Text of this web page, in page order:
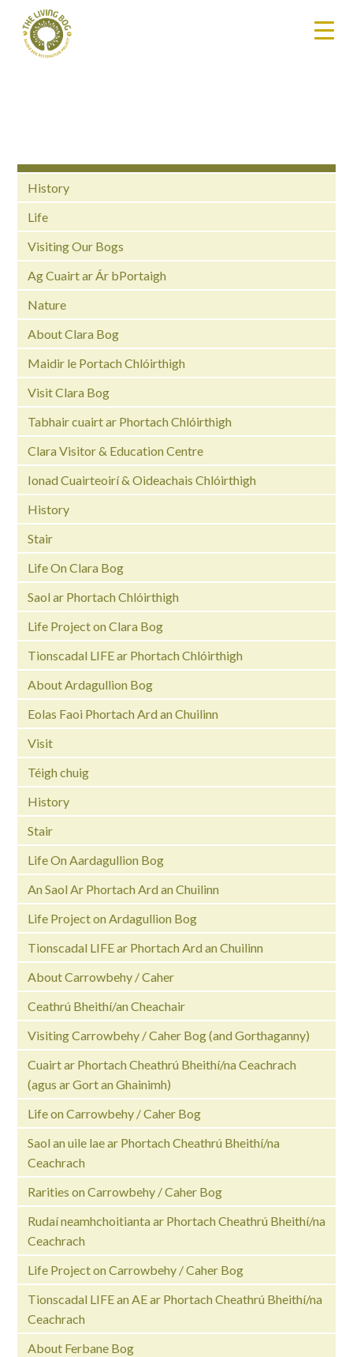
History
Life
Visiting Our Bogs
Ag Cuairt ar Ár bPortaigh
Nature
About Clara Bog
Maidir le Portach Chlóirthigh
Visit Clara Bog
Tabhair cuairt ar Phortach Chlóirthigh
Clara Visitor & Education Centre
Ionad Cuairteoirí & Oideachais Chlóirthigh
History
Stair
Life On Clara Bog
Saol ar Phortach Chlóirthigh
Life Project on Clara Bog
Tionscadal LIFE ar Phortach Chlóirthigh
About Ardagullion Bog
Eolas Faoi Phortach Ard an Chuilinn
Visit
Téigh chuig
History
Stair
Life On Aardagullion Bog
An Saol Ar Phortach Ard an Chuilinn
Life Project on Ardagullion Bog
Tionscadal LIFE ar Phortach Ard an Chuilinn
About Carrowbehy / Caher
Ceathrú Bheithí/an Cheachair
Visiting Carrowbehy / Caher Bog (and Gorthaganny)
Cuairt ar Phortach Cheathrú Bheithí/na Ceachrach
(agus ar Gort an Ghainimh)
Life on Carrowbehy / Caher Bog
Saol an uile lae ar Phortach Cheathrú Bheithí/na
Ceachrach
Rarities on Carrowbehy / Caher Bog
Rudaí neamhchoitianta ar Phortach Cheathrú Bheithí/na
Ceachrach
Life Project on Carrowbehy / Caher Bog
Tionscadal LIFE an AE ar Phortach Cheathrú Bheithí/na
Ceachrach
About Ferbane Bog